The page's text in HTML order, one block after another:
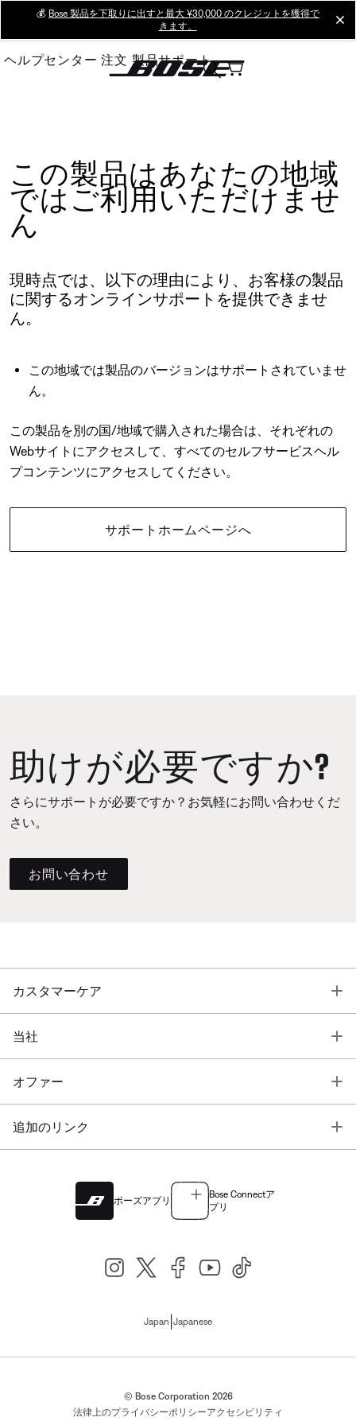
Main
💰 Bose 製品を下取りに出すと最大 ¥30,000 のクレジットを獲得で
きます。
ヘルプセンター 注文 製品サポート
この製品はあなたの地域
ではご利用いただけませ
ん
現時点では、以下の理由により、お客様の製品
に関するオンラインサポートを提供できませ
ん。
この地域では製品のバージョンはサポートされていませ
ん。
この製品を別の国/地域で購入された場合は、それぞれの
Webサイトにアクセスして、すべてのセルフサービスヘル
プコンテンツにアクセスしてください。
サポートホームページへ
助けが必要ですか?
さらにサポートが必要ですか？お気軽にお問い合わせくだ
さい。
お問い合わせ
カスタマーケア
当社
オファー
追加のリンク
ボーズアプリ
Bose Connectア
プリ
Japan Japanese
© Bose Corporation 2026
法律上のプライバシーポリシーアクセシビリティ